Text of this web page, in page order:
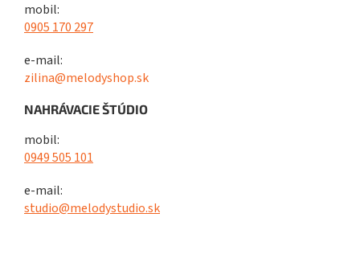
mobil:
0905 170 297
e-mail:
zilina@melodyshop.sk
NAHRÁVACIE ŠTÚDIO
mobil:
0949 505 101
e-mail:
studio@melodystudio.sk